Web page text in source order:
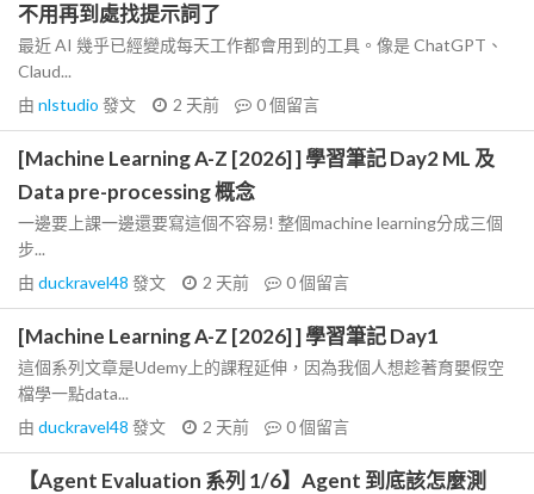
不用再到處找提示詞了
最近 AI 幾乎已經變成每天工作都會用到的工具。像是 ChatGPT、
Claud...
由 nlstudio 發文 2 天前 0個留言
[Machine Learning A-Z [2026] ] 學習筆記 Day2 ML 及
Data pre-processing 概念
一邊要上課一邊還要寫這個不容易! 整個machine learning分成三個
步...
由 duckravel48 發文 2 天前 0個留言
[Machine Learning A-Z [2026] ] 學習筆記 Day1
這個系列文章是Udemy上的課程延伸，因為我個人想趁著育嬰假空
檔學一點data...
由 duckravel48 發文 2 天前 0個留言
【Agent Evaluation 系列 1/6】Agent 到底該怎麼測